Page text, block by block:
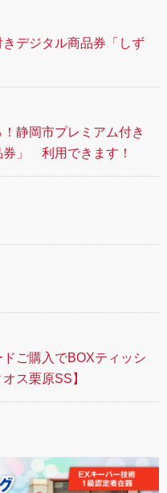
デジタル商品券「しず
静岡市プレミアム付き
券」 利用できます！
ご購入でBOXティッシ
ス栗原SS】